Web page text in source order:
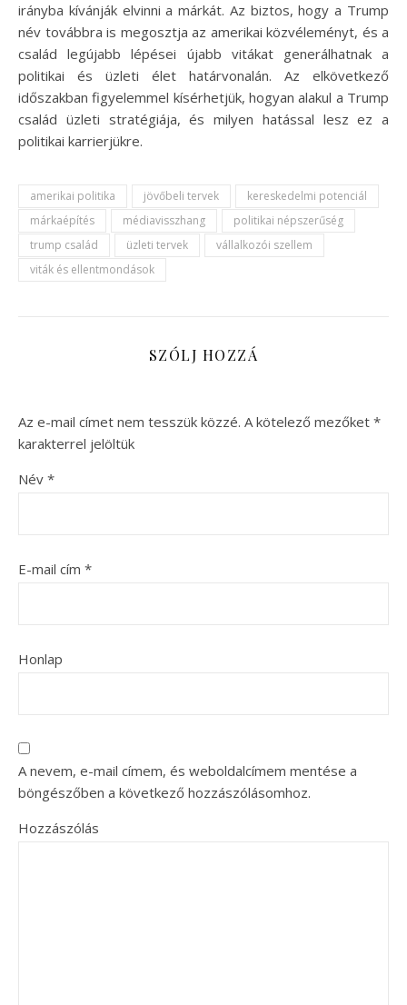
irányba kívánják elvinni a márkát. Az biztos, hogy a Trump
név továbbra is megosztja az amerikai közvéleményt, és a
család legújabb lépései újabb vitákat generálhatnak a
politikai és üzleti élet határvonalán. Az elkövetkező
időszakban figyelemmel kísérhetjük, hogyan alakul a Trump
család üzleti stratégiája, és milyen hatással lesz ez a
politikai karrierjükre.
amerikai politika jövőbeli tervek
kereskedelmi potenciál
márkaépítés
médiavisszhang
politikai népszerűség
trump család
üzleti tervek
vállalkozói szellem
viták és ellentmondások
SZÓLJ HOZZÁ
Az e-mail címet nem tesszük közzé. A kötelező mezőket *
karakterrel jelöltük
Név *
E-mail cím *
Honlap
A nevem, e-mail címem, és weboldalcímem mentése a
böngészőben a következő hozzászólásomhoz.
Hozzászólás